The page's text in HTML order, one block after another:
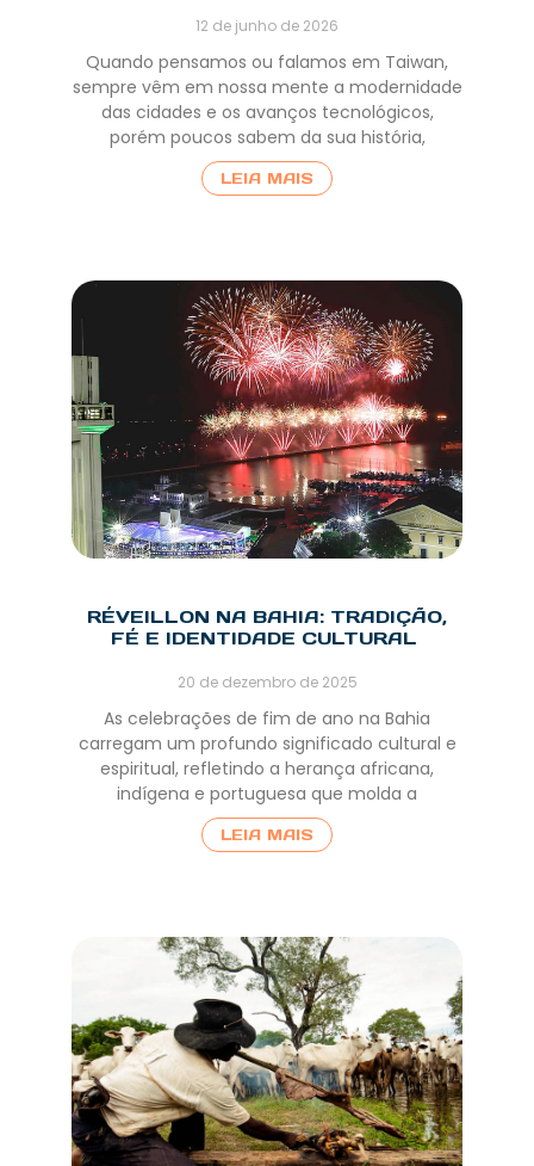
12 de junho de 2026
Quando pensamos ou falamos em Taiwan,
sempre vêm em nossa mente a modernidade
das cidades e os avanços tecnológicos,
porém poucos sabem da sua história,
LEIA MAIS
RÉVEILLON NA BAHIA: TRADIÇÃO,
FÉ E IDENTIDADE CULTURAL
20 de dezembro de 2025
As celebrações de fim de ano na Bahia
carregam um profundo significado cultural e
espiritual, refletindo a herança africana,
indígena e portuguesa que molda a
LEIA MAIS